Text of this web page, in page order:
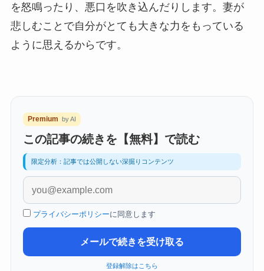
を怒鳴ったり、悪口を吹き込んだりします。妻が
悲しむことで自分がとても大きな力をもっている
ように思えるからです。
Premium by AI
この記事の続きを【無料】で読む
限定分析：記事では公開しない深掘りコンテンツ
プライバシーポリシーに同意します
メールで続きを受け取る
登録解除はこちら